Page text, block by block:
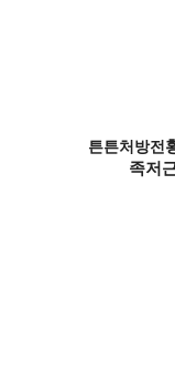
튼튼처방전
족저